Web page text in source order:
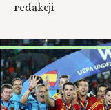
redakcji